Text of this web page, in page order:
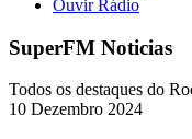
Ouvir Rádio
SuperFM Noticias
Todos os destaques do
10 Dezembro 2024